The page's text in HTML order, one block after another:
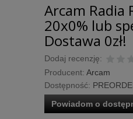
Arcam Radia
20x0% lub
Dostawa 0zł!
Dodaj recenzję:
Producent: Arcam
Dostępność:
Powiadom o